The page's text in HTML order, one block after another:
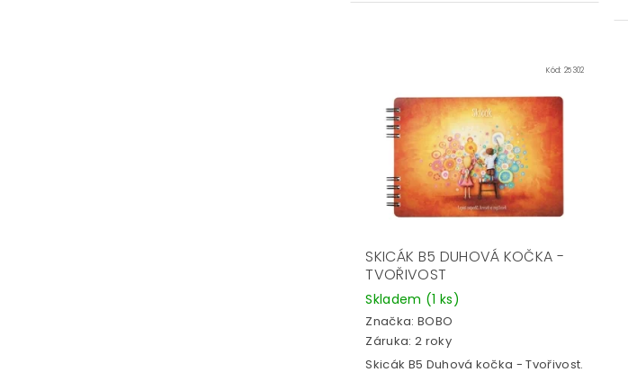
Kód: 25302
SKICÁK B5 DUHOVÁ KOČKA -
TVOŘIVOST
Skladem (1 ks)
Značka: BOBO
Záruka: 2 roky
Skicák B5 Duhová kočka - Tvořivost.